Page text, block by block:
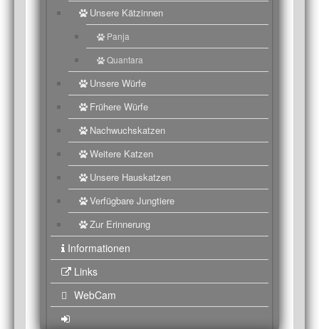
Unsere Kätzinnen
Panja
Quantara
Unsere Würfe
Frühere Würfe
Nachwuchskatzen
Weitere Katzen
Unsere Hauskatzen
Verfügbare Jungtiere
Zur Erinnerung
Informationen
Links
WebCam